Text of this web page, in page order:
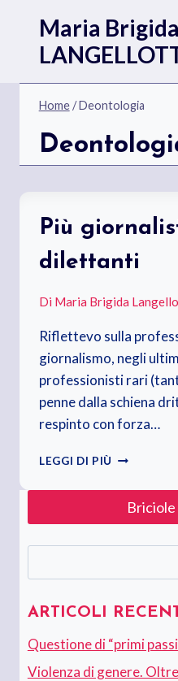
contenuto
Maria Brigida
Home/Deontologia
Più
dilettanti
Di Maria Brigida
Riflettevo sulla
giornalismo, negli
professionisti rari
penne dalla schiena
respinto con forza…
LEGGI DI PIÙ PIÙ
E
MENO
ARTICOLI
Questione di “primi
Violenza di genere.